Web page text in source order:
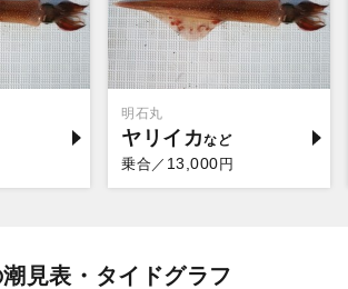
明石丸
ヤリイカ
乗合／ 13,000円
見表・タイドグラフ